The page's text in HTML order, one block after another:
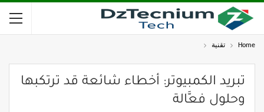
Home تقنية
تبريد الكمبيوتر: أخطاء شائعة قد ترتكبها
وحلول فعَّالة